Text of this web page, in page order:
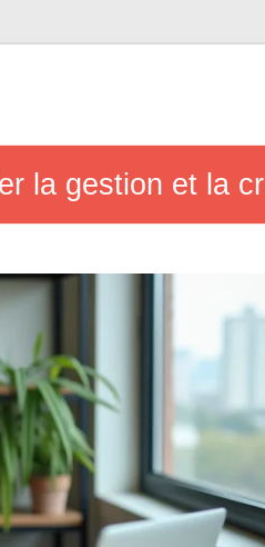
la gestion et la